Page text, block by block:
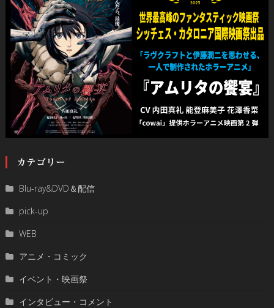
カテゴリー
Blu-ray&DVD＆配信
pick-up
WEB
アニメ・コミック
イベント・映画祭
インタビュー・コメント